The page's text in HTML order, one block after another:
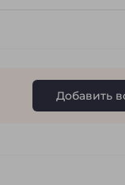
Добавить